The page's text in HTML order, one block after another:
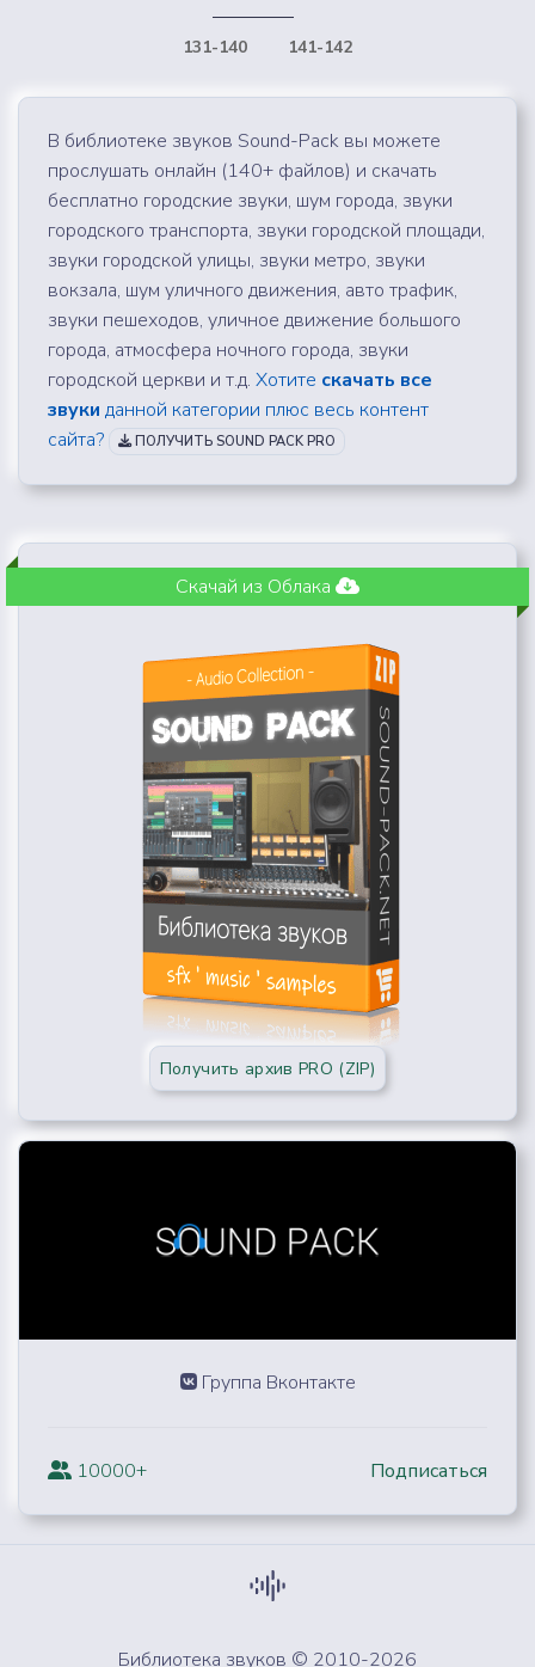
131-140 141-142
В библиотеке звуков Sound-Pack вы можете
прослушать онлайн (140+ файлов) и скачать
бесплатно городские звуки, шум города, звуки
городского транспорта, звуки городской площади,
звуки городской улицы, звуки метро, звуки
вокзала, шум уличного движения, авто трафик,
звуки пешеходов, уличное движение большого
города, атмосфера ночного города, звуки
городской церкви и т.д. Хотите скачать все
звуки данной категории плюс весь контент
сайта?
ПОЛУЧИТЬ SOUND PACK PRO
Скачай из Облака
Получить архив PRO (ZIP)
Группа Вконтакте
10000+ Подписаться
Библиотека звуков © 2010-2026